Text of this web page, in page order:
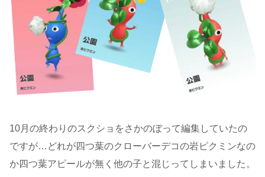
10月の終わりのスクショをさかのぼって編集していたの
ですが…どれが四つ葉のクローバーデコの岩ピクミンなの
か四つ葉アピールが無く他の子と混じってしまいました。